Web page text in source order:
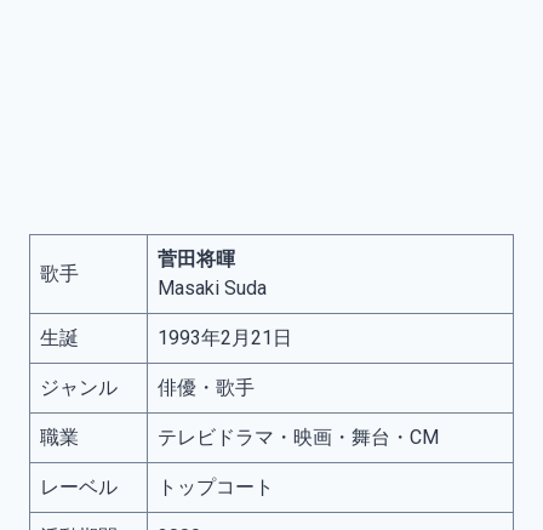
歌手
菅田将暉
Masaki Suda
生誕 1993年2月21日
ジャンル 俳優・歌手
職業 テレビドラマ・映画・舞台・CM
レーベル トップコート